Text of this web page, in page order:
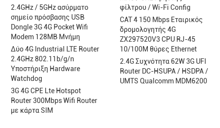
2.4GHz / 5GHz ασύρματο
σημείο πρόσβασης USB
Dongle 3G 4G Pocket Wifi
Modem 128MB Μνήμη
Δύο 4G Industrial LTE Router
2.4GHz 802.11b/g/n
Υποστήριξη Hardware
Watchdog
3G 4G CPE Lte Hotspot
Router 300Mbps Wifi Router
με κάρτα SIM
φίλτρου / Wi-Fi Config
CAT 4 150 Mbps Εταιρικός
δρομολογητής 4G
ZX297520V3 CPU RJ-45
10/100M θύρες Ethernet
2.4G Συχνότητα 62W 3G UFI
Router DC-HSUPA / HSDPA /
UMTS Qualcomm MDM6200